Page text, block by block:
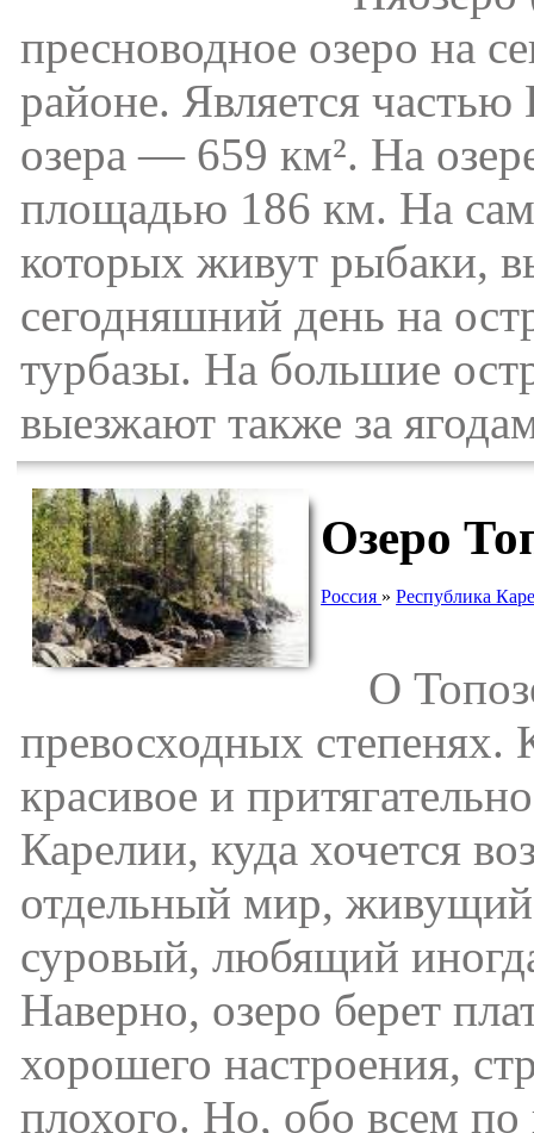
пресноводное озеро на
районе. Является
озера — 659 км². На
площадью 186 км. На
которых живут рыбаки,
сегодняшний день на
турбазы. На большие
выезжают также за
Озеро
Россия »Республика
О
превосходных степенях.
красивое и
Карелии, куда хочется
отдельный мир,
суровый, любящий
Наверно, озеро берет
хорошего настроения,
плохого. Но, обо всем по